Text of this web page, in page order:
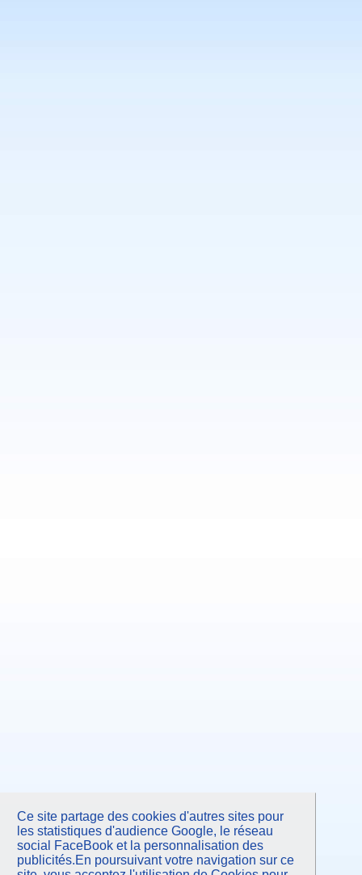
Ce site partage des cookies d'autres sites pour
les statistiques d'audience Google, le réseau
social FaceBook et la personnalisation des
publicités.En poursuivant votre navigation sur ce